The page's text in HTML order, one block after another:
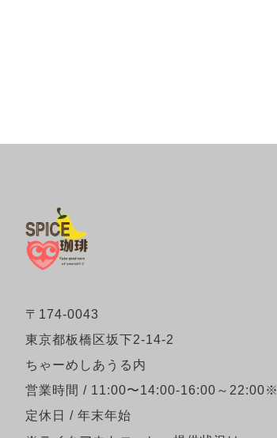
〒174-0043
東京都板橋区坂下2-14-2
ちゃーめしあうる内
営業時間 / 11:00〜14:00-16:00～22:00※
定休日 / 年末年始